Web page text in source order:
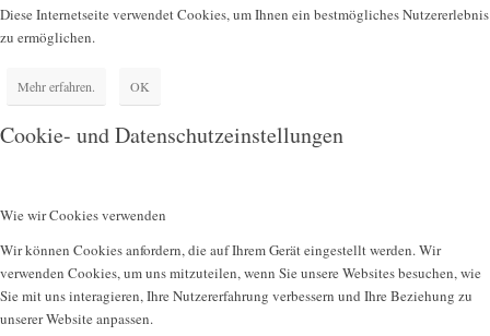
Diese Internetseite verwendet Cookies, um Ihnen ein bestmögliches Nutzererlebnis
zu ermöglichen.
Mehr erfahren. OK
Cookie- und Datenschutzeinstellungen
Wie wir Cookies verwenden
Wir können Cookies anfordern, die auf Ihrem Gerät eingestellt werden. Wir
verwenden Cookies, um uns mitzuteilen, wenn Sie unsere Websites besuchen, wie
Sie mit uns interagieren, Ihre Nutzererfahrung verbessern und Ihre Beziehung zu
unserer Website anpassen.